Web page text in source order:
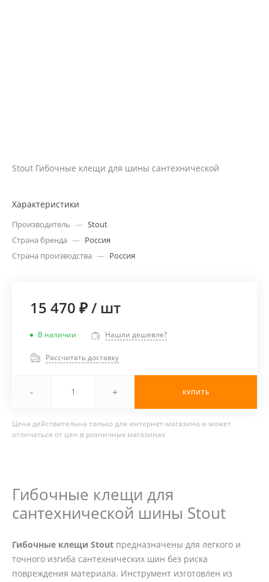
Stout Гибочные клещи для шины сантехнической
Характеристики
Производитель — Stout
Страна бренда — Россия
Страна производства — Россия
15 470 ₽/ шт
В наличии Нашли дешевле?
Рассчитать доставку
- + КУПИТЬ
Цена действительна только для интернет-магазина и может
отличаться от цен в розничных магазинах
Гибочные клещи для
сантехнической шины Stout
Гибочные клещи Stout предназначены для легкого и
точного изгиба сантехнических шин без риска
повреждения материала. Инструмент изготовлен из